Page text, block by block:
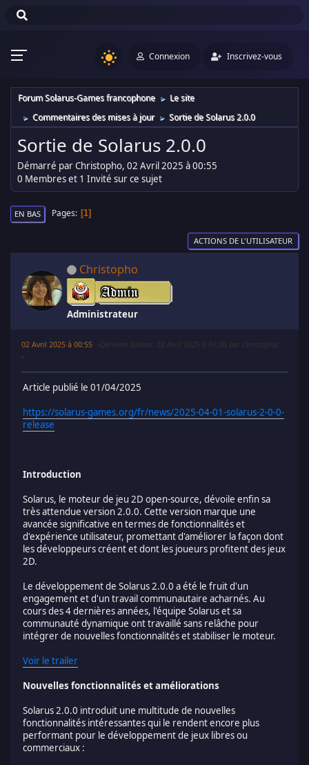
Connexion Inscrivez-vous
Forum Solarus-Games francophone ► Le site
► Commentaires des mises à jour ► Sortie de Solarus 2.0.0
Sortie de Solarus 2.0.0
Démarré par Christopho, 02 Avril 2025 à 00:55
0 Membres et 1 Invité sur ce sujet
EN BAS Pages 1
ACTIONS DE L'UTILISATEUR
Christopho
Administrateur
02 Avril 2025 à 00:55 Dernière édition : 02 Avril 2025 à 01:00 par Christopho
Article publié le 01/04/2025
https://solarus-games.org/fr/news/2025-04-01-solarus-2-0-0-
release
Introduction
Solarus, le moteur de jeu 2D open-source, dévoile enfin sa
très attendue version 2.0.0. Cette version marque une
avancée significative en termes de fonctionnalités et
d'expérience utilisateur, promettant d'améliorer la façon dont
les développeurs créent et dont les joueurs profitent des jeux
2D.
Le développement de Solarus 2.0.0 a été le fruit d'un
engagement et d'un travail communautaire acharnés. Au
cours des 4 dernières années, l'équipe Solarus et sa
communauté dynamique ont travaillé sans relâche pour
intégrer de nouvelles fonctionnalités et stabiliser le moteur.
Voir le trailer
Nouvelles fonctionnalités et améliorations
Solarus 2.0.0 introduit une multitude de nouvelles
fonctionnalités intéressantes qui le rendent encore plus
performant pour le développement de jeux libres ou
commerciaux :